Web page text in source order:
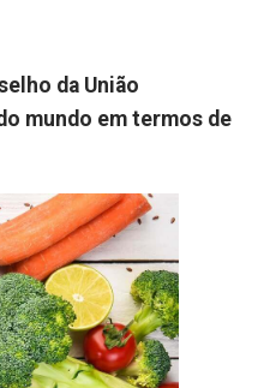
da União
mundo em termos de